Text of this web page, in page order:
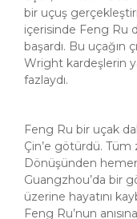
bir uçuş
içerisinde Feng Ru
başardı. Bu uçağın
Wright kardeşlerin
fazlaydı.
Feng Ru bir uçak
Çin’e götürdü. Tüm
Dönüşünden
Guangzhou’da bir
üzerine hayatını
Feng Ru’nun